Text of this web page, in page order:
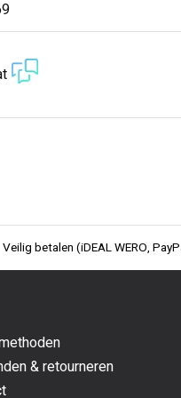
Veilig betalen (iDEAL WERO,
& retourneren